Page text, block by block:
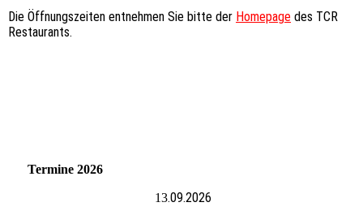
Die Öffnungszeiten entnehmen Sie bitte der Homepage des TCR
Restaurants.
Termine 2026
13.09.2026